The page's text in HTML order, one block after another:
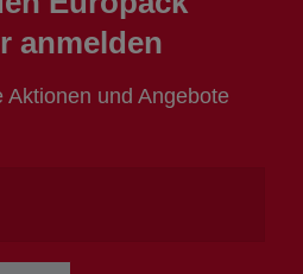
anmelden
und Angebote